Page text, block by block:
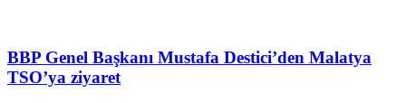
BBP Genel Başkanı Mustafa Destici’den Malatya
TSO’ya ziyaret